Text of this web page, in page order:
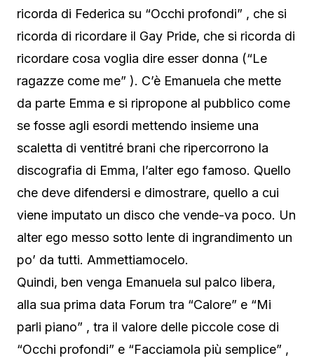
ricorda di Federica su “Occhi profondi” , che si
ricorda di ricordare il Gay Pride, che si ricorda di
ricordare cosa voglia dire esser donna (“Le
ragazze come me” ). C’è Emanuela che mette
da parte Emma e si ripropone al pubblico come
se fosse agli esordi mettendo insieme una
scaletta di ventitré brani che ripercorrono la
discografia di Emma, l’alter ego famoso. Quello
che deve difendersi e dimostrare, quello a cui
viene imputato un disco che vende-va poco. Un
alter ego messo sotto lente di ingrandimento un
po’ da tutti. Ammettiamocelo.
Quindi, ben venga Emanuela sul palco libera,
alla sua prima data Forum tra “Calore” e “Mi
parli piano” , tra il valore delle piccole cose di
“Occhi profondi” e “Facciamola più semplice” ,